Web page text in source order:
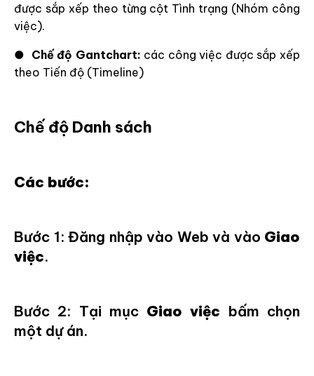
được sắp xếp theo từng cột Tình trạng (Nhóm công
việc).
● Chế độ Gantchart: các công việc được sắp xếp
theo Tiến độ (Timeline)
Chế độ Danh sách
Các bước:
Bước 1: Đăng nhập vào Web và vào Giao
việc.
Bước 2: Tại mục Giao việc bấm chọn
một dự án.